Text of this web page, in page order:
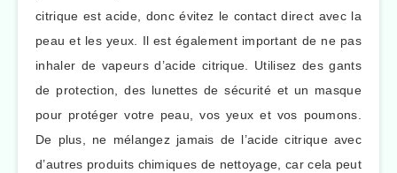
citrique est acide, donc évitez le contact direct avec la
peau et les yeux. Il est également important de ne pas
inhaler de vapeurs d’acide citrique. Utilisez des gants
de protection, des lunettes de sécurité et un masque
pour protéger votre peau, vos yeux et vos poumons.
De plus, ne mélangez jamais de l’acide citrique avec
d’autres produits chimiques de nettoyage, car cela peut